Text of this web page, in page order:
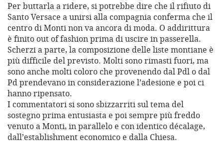
Per buttarla a ridere, si potrebbe dire che il rifiuto di
Santo Versace a unirsi alla compagnia conferma che il
centro di Monti non va ancora di moda. O addirittura
è finito out of fashion prima di uscire in passerella.
Scherzi a parte, la composizione delle liste montiane è
più difficile del previsto. Molti sono rimasti fuori, ma
sono anche molti coloro che provenendo dal Pdl o dal
Pd prendevano in considerazione l’adesione e poi ci
hanno ripensato.
I commentatori si sono sbizzarriti sul tema del
sostegno prima entusiasta e poi sempre più freddo
venuto a Monti, in parallelo e con identico décalage,
dall’establishment economico e dalla Chiesa.